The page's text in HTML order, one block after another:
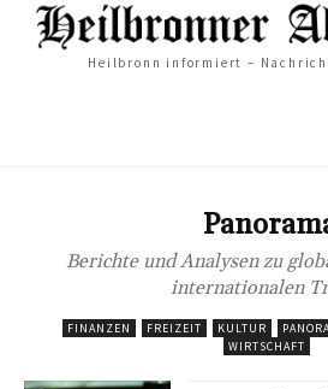
Heilbronn informiert –
Berichte und Analysen zu
internationalen
FINANZEN FREIZEIT KULTUR
WIRTSCHAFT